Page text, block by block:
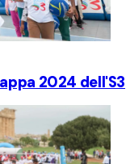
2024 dell'S3